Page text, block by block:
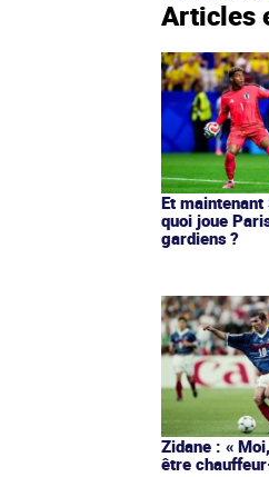
Articles
Et maintenant
quoi joue
gardiens ?
Zidane : «
être